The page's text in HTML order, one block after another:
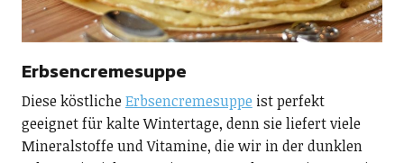
Erbsencremesuppe
Diese köstlicheErbsencremesuppe ist perfekt
geeignet für kalte Wintertage, denn sie liefert viele
Mineralstoffe und Vitamine, die wir in der dunklen